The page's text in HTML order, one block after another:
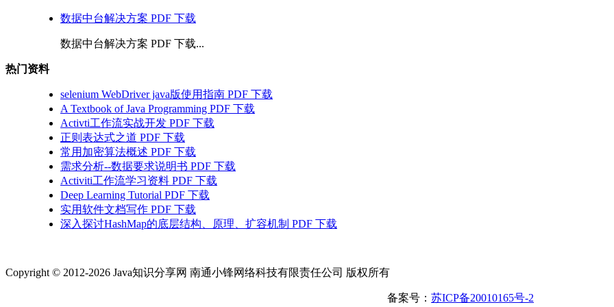
数据中台解决方案 PDF 下载
数据中台解决方案 PDF 下载...
热门资料
selenium WebDriver java版使用指南 PDF 下载
A Textbook of Java Programming PDF 下载
Activti工作流实战开发 PDF 下载
正则表达式之道 PDF 下载
常用加密算法概述 PDF 下载
需求分析--数据要求说明书 PDF 下载
Activiti工作流学习资料 PDF 下载
Deep Learning Tutorial PDF 下载
实用软件文档写作 PDF 下载
深入探讨HashMap的底层结构、原理、扩容机制 PDF 下载
Copyright © 2012-2026 Java知识分享网 南通小锋网络科技有限责任公司 版权所有
备案号： 苏ICP备20010165号-2